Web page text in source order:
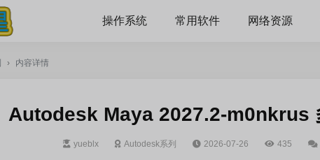
操作系统 常用软件 网络资源
› 内容详情
Autodesk Maya 2027.2-m0nkrus
yueblx Autodesk系列 2026-07-26 435